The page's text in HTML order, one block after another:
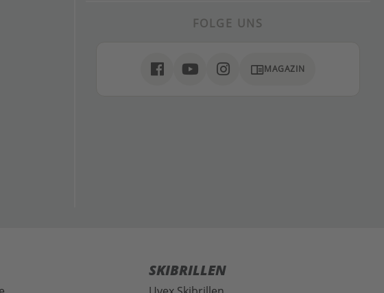
FOLGE UNS
chrome_reader_modeMAGAZIN
SKIBRILLEN